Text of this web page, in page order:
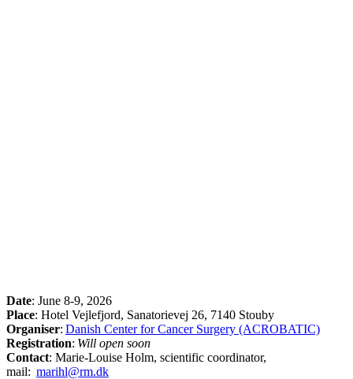
Date: June 8-9, 2026
Place: Hotel Vejlefjord, Sanatorievej 26, 7140 Stouby
Organiser: Danish Center for Cancer Surgery (ACROBATIC)
Registration: Will open soon
Contact: Marie-Louise Holm, scientific coordinator,
mail: marihl@rm.dk